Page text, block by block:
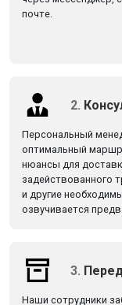
почте.
2.
Персональный
оптимальный
нюансы для
задействованного
и другие
озвучивается
3.
Наши сотрудники